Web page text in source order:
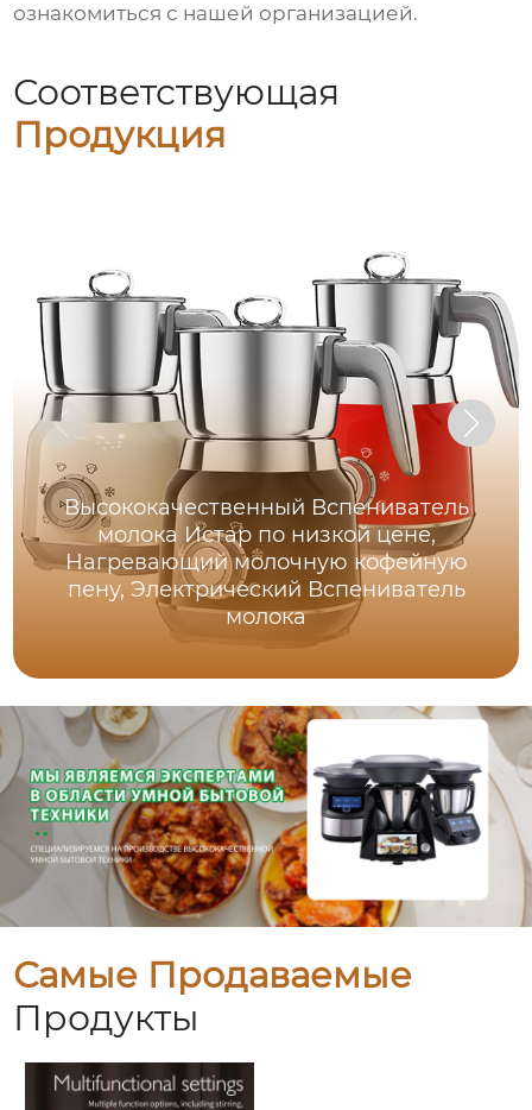
ознакомиться с нашей организацией.
Соответствующая
Продукция
Высококачественный Вспениватель
молока Истар по низкой цене,
Нагревающий молочную кофейную
пену, Электрический Вспениватель
молока
Самые Продаваемые
Продукты